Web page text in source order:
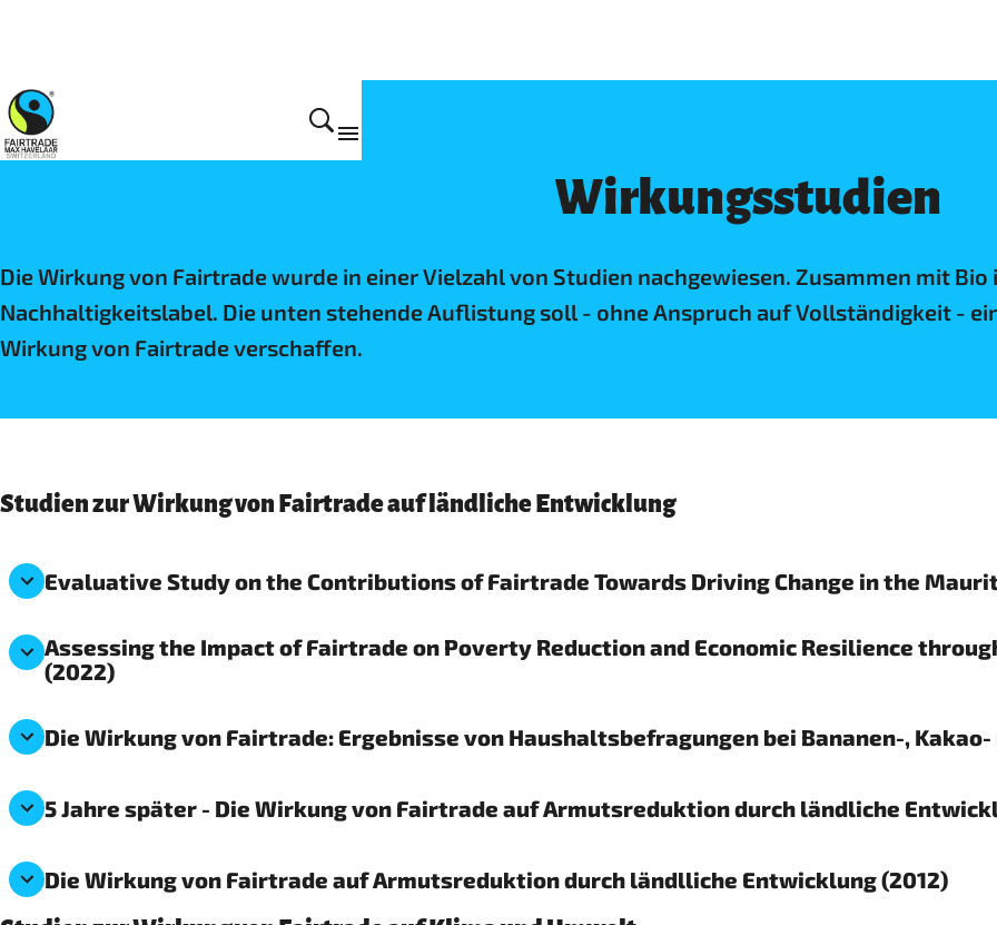
Wirkung
Wirkungsstudien
Die Wirkung von Fairtrade wurde in einer Vielzahl von Studien nachgewiesen. Zusammen mit
Nachhaltigkeitslabel. Die unten stehende Auflistung soll - ohne Anspruch auf Vollständigkeit -
Wirkung von Fairtrade verschaffen.
Studien zur Wirkung von Fairtrade auf ländliche Entwicklung
Evaluative Study on the Contributions of Fairtrade Towards Driving Change in the
Assessing the Impact of Fairtrade on Poverty Reduction and Economic Resilience
(2022)
Die Wirkung von Fairtrade: Ergebnisse von Haushaltsbefragungen bei Bananen-,
5 Jahre später - Die Wirkung von Fairtrade auf Armutsreduktion durch ländliche
Die Wirkung von Fairtrade auf Armutsreduktion durch ländlliche Entwicklung (2012)